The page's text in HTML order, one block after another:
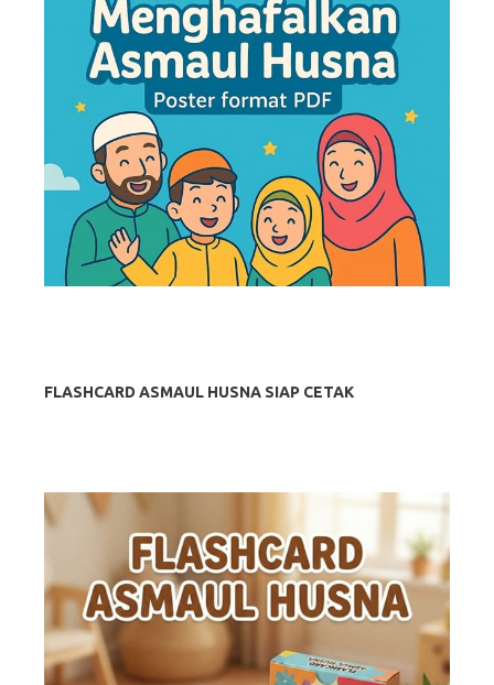
FLASHCARD ASMAUL HUSNA SIAP CETAK